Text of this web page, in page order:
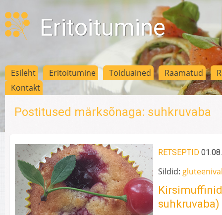
Eritoitumine
Esileht Eritoitumine Toiduained Raamatud
Kontakt
Postitused märksõnaga: suhkruvaba
RETSEPTID
Sildid:
suhkruvaba)